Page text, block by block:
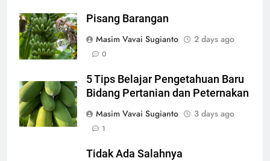
Pisang Barangan
Masim Vavai Sugianto
2 days ago
0
5 Tips Belajar Pengetahuan Baru
Bidang Pertanian dan Peternakan
Masim Vavai Sugianto
3 days ago
1
Tidak Ada Salahnya